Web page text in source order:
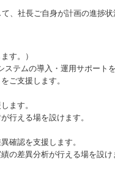
、社長ご自身が計画の進捗
す。）
ステムの導入・運用サポート
ご支援します。
ます。
行える場を設けます。
確認を支援します。
の差異分析が行える場を設け